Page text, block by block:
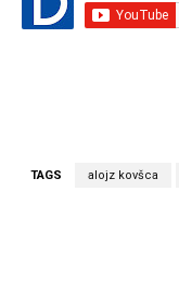
TAGS alojz kovšca